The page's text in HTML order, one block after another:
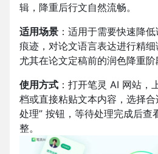
辑，降重后行文自然流畅。
适用场景 ：适用于需要快速降
痕迹，对论文语言表达进行精细
尤其在论文定稿前的润色降重阶
使用方式 ：打开笔灵 AI 网站，
档或直接粘贴文本内容，选择
处理” 按钮，等待处理完成后查
整。